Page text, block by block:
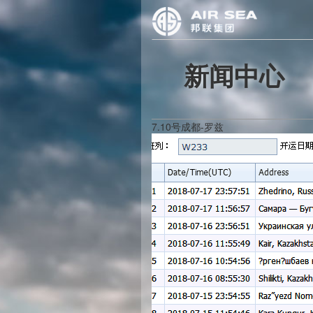
新闻中心
7.10号成都-罗兹